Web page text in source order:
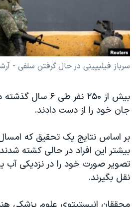
حقوق شهروندی
اقتصادی
علم و فناوری
گالری عکس
آرشیو پخش زنده
انتخابات ریاست جمهوری آمریکا ۲۰۲۴
حمله جمهوری اسلامی به اسرائیل
رمز مهسا
اعتراضات زن، زندگی، آزادی
مجموعه مستندهای دادخواهی
تریبونال مردمی آبان ۹۸
دادگاه حمید نوری
چهل سال گروگان‌گیری
سرباز فیلیپینی در حال گرفتن سلفی -
بیش از ۲۵۰ نفر طی
جان خود را از دست دادند.
بر اساس نتایج یک تحقیق که
بیشتر این افراد در حالی کشته
تصویر صورت خود را در نزدیکی آب
نقل بگیرند.